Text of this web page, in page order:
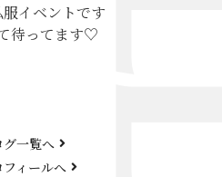
イベントです
待ってます♡
グ一覧へ
ィールへ